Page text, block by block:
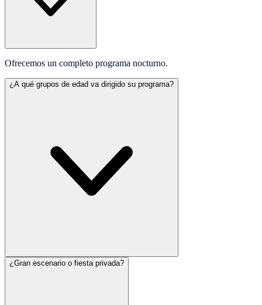
Ofrecemos un completo programa nocturno.
¿A qué grupos de edad va dirigido su programa?
¿Gran escenario o fiesta privada?